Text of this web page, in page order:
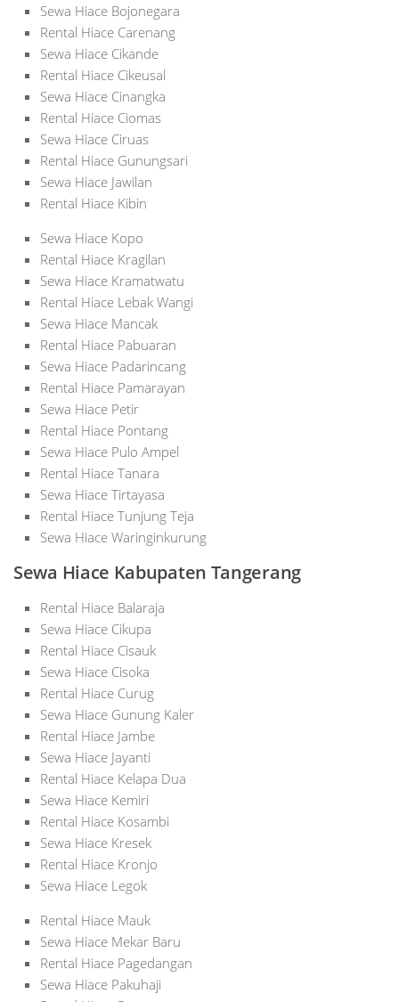
Sewa Hiace Bojonegara
Rental Hiace Carenang
Sewa Hiace Cikande
Rental Hiace Cikeusal
Sewa Hiace Cinangka
Rental Hiace Ciomas
Sewa Hiace Ciruas
Rental Hiace Gunungsari
Sewa Hiace Jawilan
Rental Hiace Kibin
Sewa Hiace Kopo
Rental Hiace Kragilan
Sewa Hiace Kramatwatu
Rental Hiace Lebak Wangi
Sewa Hiace Mancak
Rental Hiace Pabuaran
Sewa Hiace Padarincang
Rental Hiace Pamarayan
Sewa Hiace Petir
Rental Hiace Pontang
Sewa Hiace Pulo Ampel
Rental Hiace Tanara
Sewa Hiace Tirtayasa
Rental Hiace Tunjung Teja
Sewa Hiace Waringinkurung
Sewa Hiace Kabupaten Tangerang
Rental Hiace Balaraja
Sewa Hiace Cikupa
Rental Hiace Cisauk
Sewa Hiace Cisoka
Rental Hiace Curug
Sewa Hiace Gunung Kaler
Rental Hiace Jambe
Sewa Hiace Jayanti
Rental Hiace Kelapa Dua
Sewa Hiace Kemiri
Rental Hiace Kosambi
Sewa Hiace Kresek
Rental Hiace Kronjo
Sewa Hiace Legok
Rental Hiace Mauk
Sewa Hiace Mekar Baru
Rental Hiace Pagedangan
Sewa Hiace Pakuhaji